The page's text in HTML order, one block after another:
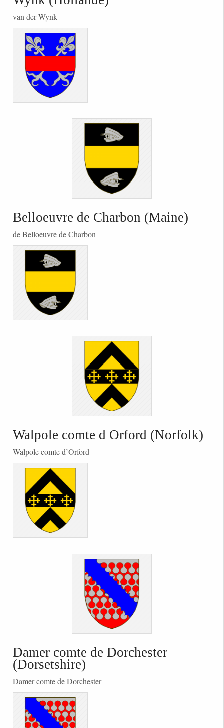
van der Wynk
Belloeuvre de Charbon (Maine)
de Belloeuvre de Charbon
Walpole comte d Orford (Norfolk)
Walpole comte d’Orford
Damer comte de Dorchester
(Dorsetshire)
Damer comte de Dorchester